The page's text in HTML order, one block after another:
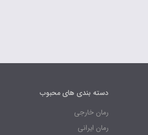
دسته بندی های محبوب
رمان خارجی
رمان ایرانی